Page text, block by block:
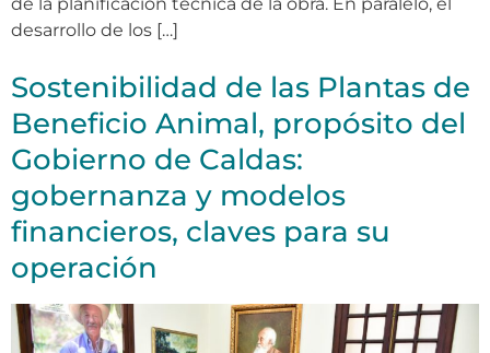
desarrollo de los […]
Sostenibilidad de las Plantas de
Beneficio Animal, propósito del
Gobierno de Caldas:
gobernanza y modelos
financieros, claves para su
operación